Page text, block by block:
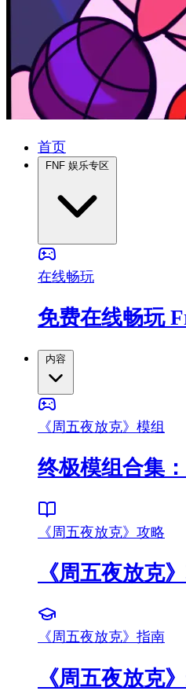
首页
在线畅玩
免费在线畅玩
《周五夜放克》模组
终极模组合集
《周五夜放克》攻略
《周五夜放克
《周五夜放克》指南
《周五夜放克